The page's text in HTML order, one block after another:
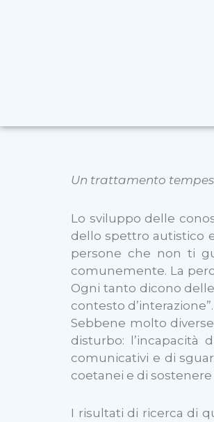
Un trattamento
Lo sviluppo delle
dello spettro autistico
persone che non ti
comunemente. La
Ogni tanto dicono
contesto d’interazione”.
Sebbene molto
disturbo: l’incapacità
comunicativi e di
coetanei e di
I risultati di ricerca di